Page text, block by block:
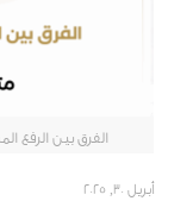
الفرق بين الرفع
أبريل 30, 2025